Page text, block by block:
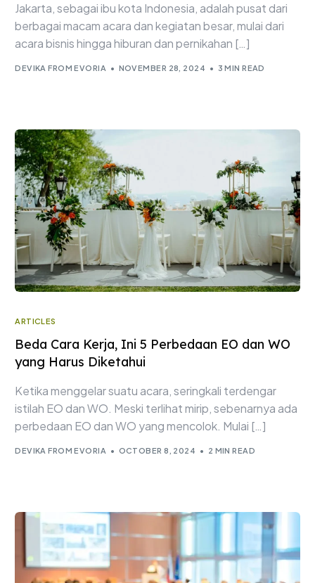
Jakarta, sebagai ibu kota Indonesia, adalah pusat dari
berbagai macam acara dan kegiatan besar, mulai dari
acara bisnis hingga hiburan dan pernikahan […]
DEVIKA FROM EVORIA NOVEMBER 28, 2024 3 MIN READ
ARTICLES
Beda Cara Kerja, Ini 5 Perbedaan EO dan WO
yang Harus Diketahui
Ketika menggelar suatu acara, seringkali terdengar
istilah EO dan WO. Meski terlihat mirip, sebenarnya ada
perbedaan EO dan WO yang mencolok. Mulai […]
DEVIKA FROM EVORIA OCTOBER 8, 2024 2 MIN READ